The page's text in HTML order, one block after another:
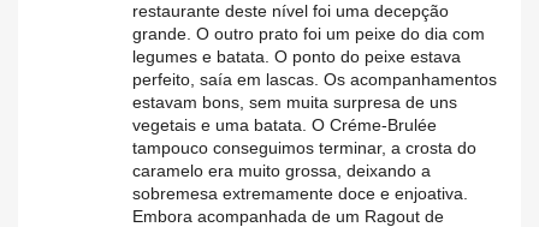
restaurante deste nível foi uma decepção
grande. O outro prato foi um peixe do dia com
legumes e batata. O ponto do peixe estava
perfeito, saía em lascas. Os acompanhamentos
estavam bons, sem muita surpresa de uns
vegetais e uma batata. O Créme-Brulée
tampouco conseguimos terminar, a crosta do
caramelo era muito grossa, deixando a
sobremesa extremamente doce e enjoativa.
Embora acompanhada de um Ragout de